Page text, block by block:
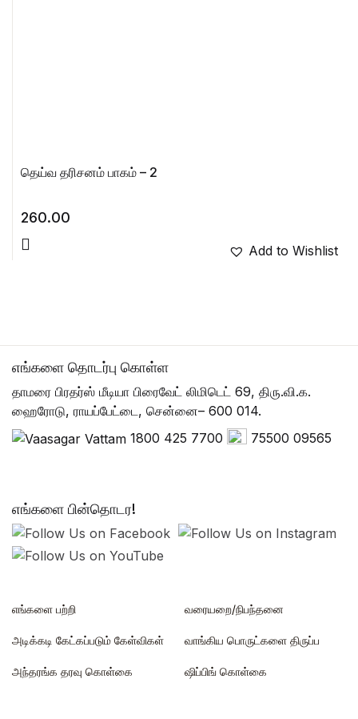
தெய்வ தரிசனம் பாகம் – 2
260.00
Add to Wishlist
எங்களை தொடர்பு கொள்ள
தாமரை பிரதர்ஸ் மீடியா பிரைவேட் லிமிடெட் 69, திரு.வி.க.
ஹைரோடு, ராயப்பேட்டை, சென்னை– 600 014.
1800 425 7700
75500 09565
எங்களை பின்தொடர!
எங்களை பற்றி
அடிக்கடி கேட்கப்படும் கேள்விகள்
அந்தரங்க தரவு கொள்கை
வரையறை/நிபந்தனை
வாங்கிய பொருட்களை திருப்ப
ஷிப்பிங் கொள்கை